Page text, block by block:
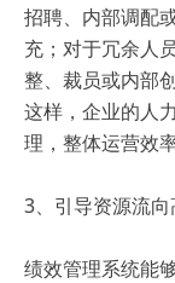
招聘、内部调配
充；对于冗余人
整、裁员或内部
这样，企业的人
理，整体运营效
3、引导资源流
绩效管理系统能